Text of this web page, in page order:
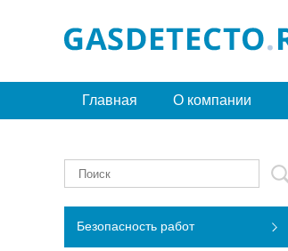
Главная О компании
Безопасность работ